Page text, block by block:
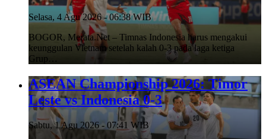
Selasa, 4 Agu 2026 - 06:38 WIB
BOGOR, Merata.Net – Timnas Indonesia harus mengakui
keunggulan Vietnam setelah kalah 0-3 pada laga ketiga
Grup…
ASEAN Championship 2026: Timor
Leste vs Indonesia 0-3
Sabtu, 1 Agu 2026 - 07:41 WIB